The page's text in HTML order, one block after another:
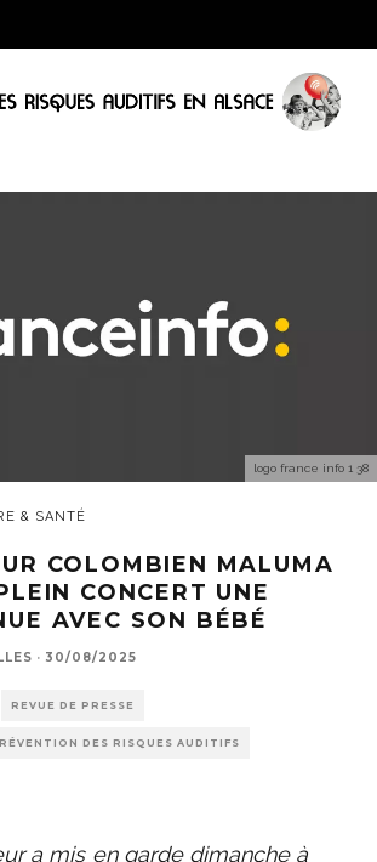
logo france info 1 38
& SANTÉ
COLOMBIEN MALUMA
CONCERT UNE
AVEC SON BÉBÉ
· 30/08/2025
REVUE DE PRESSE
DES RISQUES AUDITIFS
a mis en garde dimanche à